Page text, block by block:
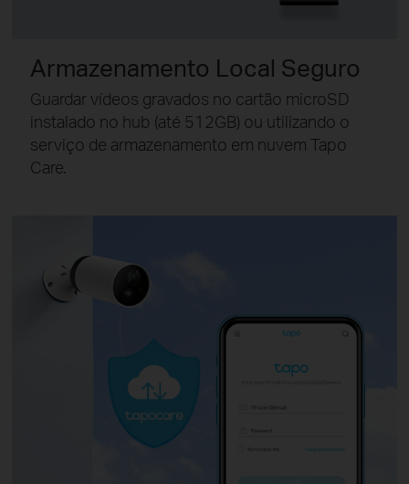
Armazenamento Local Seguro
Guardar vídeos gravados no cartão microSD
instalado no hub (até 512GB) ou utilizando o
serviço de armazenamento em nuvem Tapo
Care.